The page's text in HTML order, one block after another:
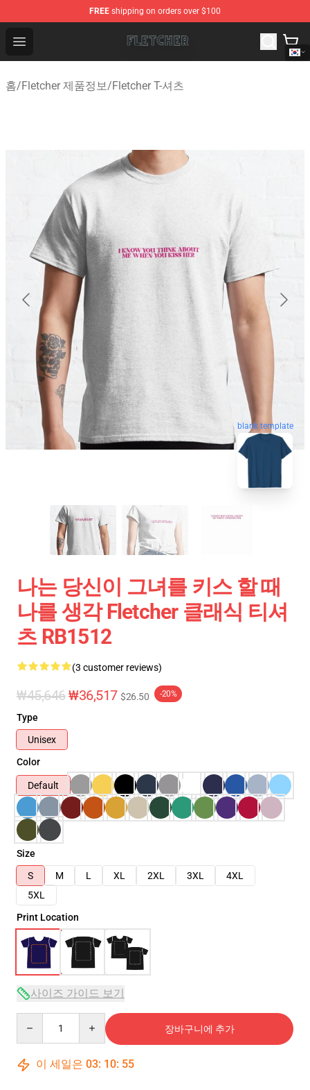
FREE shipping on orders over $100
Open menu
Fletcher Store - Official Fletcher Merchandise Shop
홈/Fletcher 제품정보/Fletcher T-셔츠
blank template
나는 당신이 그녀를 키스 할 때
나를 생각 Fletcher 클래식 티셔
츠 RB1512
(3 customer reviews)
₩45,646₩36,517 $26.50 -20%
Type
Unisex
Color
Default
Size
S
M L XL 2XL 3XL
4XL
5XL
Print Location
사이즈 가이드 보기
장바구니에 추가
이 세일은 03: 10: 54